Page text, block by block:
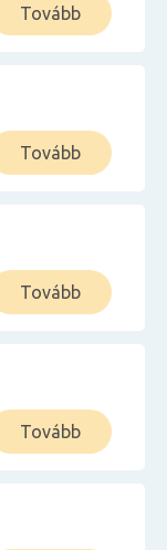
Tovább
Tovább
Tovább
Tovább